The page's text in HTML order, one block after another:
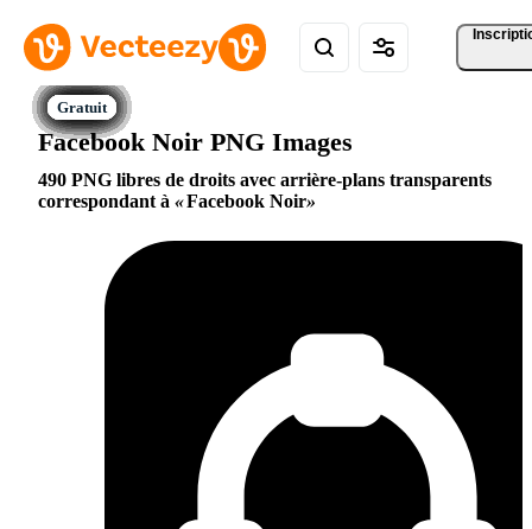
Facebook Noir PNG Images
490 PNG libres de droits avec arrière-plans transparents
correspondant à
Facebook Noir